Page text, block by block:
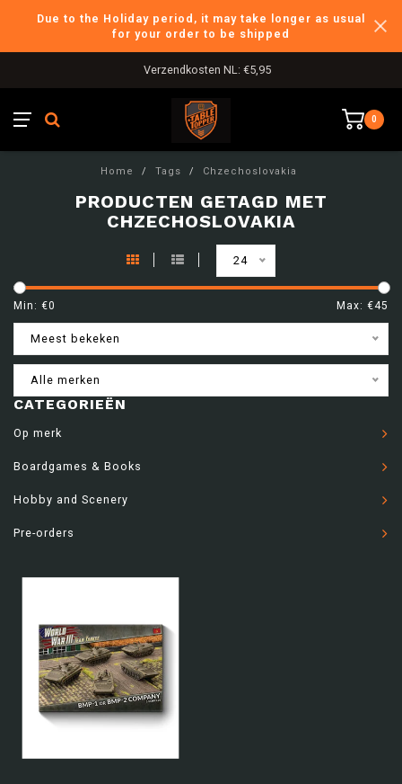
Due to the Holiday period, it may take longer as usual
for your order to be shipped
Verzendkosten NL: €5,95
0
Home / Tags / Chzechoslovakia
PRODUCTEN GETAGD MET
CHZECHOSLOVAKIA
24
Min: €0 Max: €45
Meest bekeken
Alle merken
CATEGORIEËN
Op merk
Boardgames & Books
Hobby and Scenery
Pre-orders